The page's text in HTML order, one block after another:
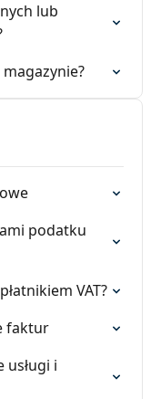
lub
podatku
VAT?
faktur
usługi i